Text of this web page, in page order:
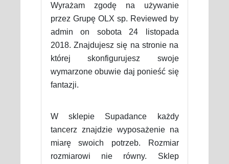
Wyrażam zgodę na używanie
przez Grupę OLX sp. Reviewed by
admin on sobota 24 listopada
2018. Znajdujesz się na stronie na
której skonfigurujesz swoje
wymarzone obuwie daj ponieść się
fantazji.
W sklepie Supadance każdy
tancerz znajdzie wyposażenie na
miarę swoich potrzeb. Rozmiar
rozmiarowi nie równy. Sklep